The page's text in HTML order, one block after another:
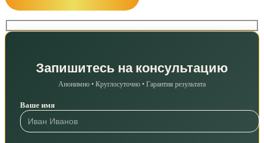
Запишитесь на консультацию
Анонимно • Круглосуточно • Гарантия результата
Ваше имя